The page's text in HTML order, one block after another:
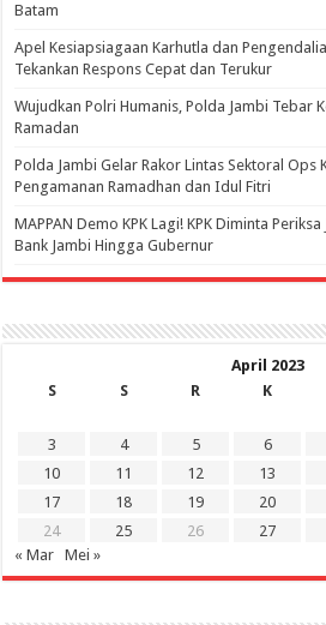
Batam
Apel Kesiapsiagaan Karhutla dan
Tekankan Respons Cepat dan Terukur
Wujudkan Polri Humanis, Polda Jambi Tebar
Ramadan
Polda Jambi Gelar Rakor Lintas Sektoral Ops
Pengamanan Ramadhan dan Idul Fitri
‎MAPPAN Demo KPK Lagi! KPK Diminta
Bank Jambi Hingga Gubernur ‎
April 2023
S
S R K
3
4 5 6
10
11 12 13
17
18 19 20
24
25 26 27
« Mar
Mei »